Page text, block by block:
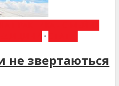
•
не звертаються